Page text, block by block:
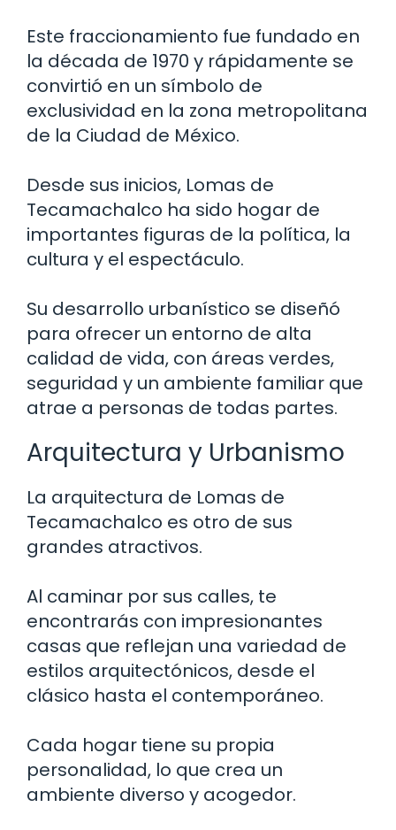
Este fraccionamiento fue fundado en
la década de 1970 y rápidamente se
convirtió en un símbolo de
exclusividad en la zona metropolitana
de la Ciudad de México.
Desde sus inicios, Lomas de
Tecamachalco ha sido hogar de
importantes figuras de la política, la
cultura y el espectáculo.
Su desarrollo urbanístico se diseñó
para ofrecer un entorno de alta
calidad de vida, con áreas verdes,
seguridad y un ambiente familiar que
atrae a personas de todas partes.
Arquitectura y Urbanismo
La arquitectura de Lomas de
Tecamachalco es otro de sus
grandes atractivos.
Al caminar por sus calles, te
encontrarás con impresionantes
casas que reflejan una variedad de
estilos arquitectónicos, desde el
clásico hasta el contemporáneo.
Cada hogar tiene su propia
personalidad, lo que crea un
ambiente diverso y acogedor.